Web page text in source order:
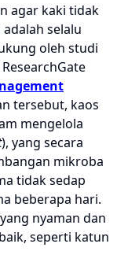
agar kaki tidak
selalu
oleh studi
tersebut, kaos
mengelola
), yang secara
mikroba
tidak sedap
beberapa hari.
nyaman dan
seperti katun